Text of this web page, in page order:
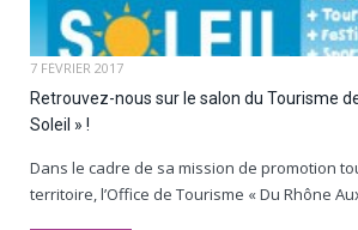
7 FÉVRIER 2017
Retrouvez-nous sur le salon du Tourisme
Soleil » !
Dans le cadre de sa mission de promotion
territoire, l’Office de Tourisme « Du Rhône